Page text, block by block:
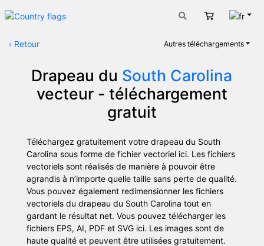
Panier
‹ Retour Autres téléchargements
Drapeau du South Carolina
vecteur - téléchargement
gratuit
Téléchargez gratuitement votre drapeau du South
Carolina sous forme de fichier vectoriel ici. Les fichiers
vectoriels sont réalisés de manière à pouvoir être
agrandis à n’importe quelle taille sans perte de qualité.
Vous pouvez également redimensionner les fichiers
vectoriels du drapeau du South Carolina tout en
gardant le résultat net. Vous pouvez télécharger les
fichiers EPS, AI, PDF et SVG ici. Les images sont de
haute qualité et peuvent être utilisées gratuitement.